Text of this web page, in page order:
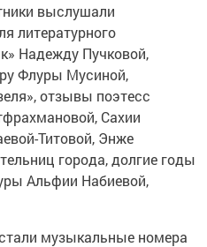
выслушали
литературного
Надежду Пучковой,
Флуры Мусиной,
отзывы поэтесс
Сахии
Титовой, Энже
города, долгие годы
Альфии Набиевой,
музыкальные номера